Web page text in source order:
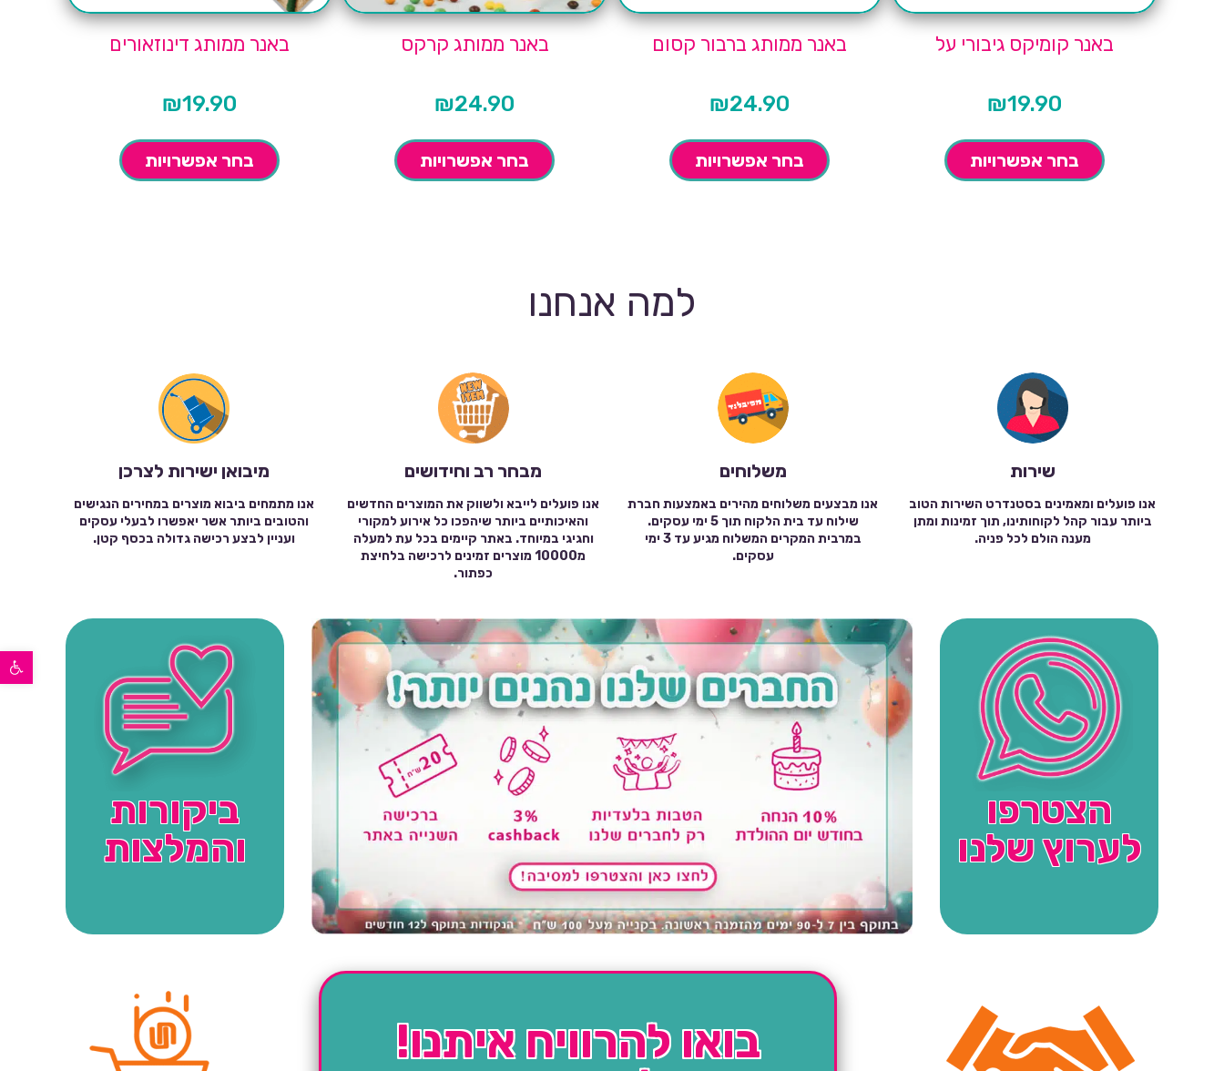
פתח סרגל נגישות
באנר קומיקס גיבורי על
₪19.90
בחר אפשרויות
באנר ממותג ברבור קסום
₪24.90
בחר אפשרויות
באנר ממותג קרקס
₪24.90
בחר אפשרויות
באנר ממותג דינוזאורים
₪19.90
בחר אפשרויות
למה אנחנו
שירות
אנו פועלים ומאמינים בסטנדרט השירות הטוב
ביותר עבור קהל לקוחותינו, תוך זמינות ומתן
מענה הולם לכל פניה.
משלוחים
אנו מבצעים משלוחים מהירים באמצעות חברת
שילוח עד בית הלקוח תוך 5 ימי עסקים.
במרבית המקרים המשלוח מגיע עד 3 ימי
עסקים.
מבחר רב וחידושים
אנו פועלים לייבא ולשווק את המוצרים החדשים
והאיכותיים ביותר שיהפכו כל אירוע למקורי
וחגיגי במיוחד. באתר קיימים בכל עת למעלה
מ10000 מוצרים זמינים לרכישה בלחיצת
כפתור.
מיבואן ישירות לצרכן
אנו מתמחים ביבוא מוצרים במחירים הנגישים
והטובים ביותר אשר יאפשרו לבעלי עסקים
ועניין לבצע רכישה גדולה בכסף קטן.
הצטרפו
לערוץ שלנו
ביקורות
והמלצות
בואו להרוויח איתנו!